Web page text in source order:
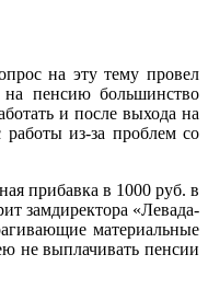
на эту тему провел
на пенсию большинство
и после выхода на
из-за проблем со
прибавка в 1000 руб. в
замдиректора «Левада-
материальные
не выплачивать пенсии